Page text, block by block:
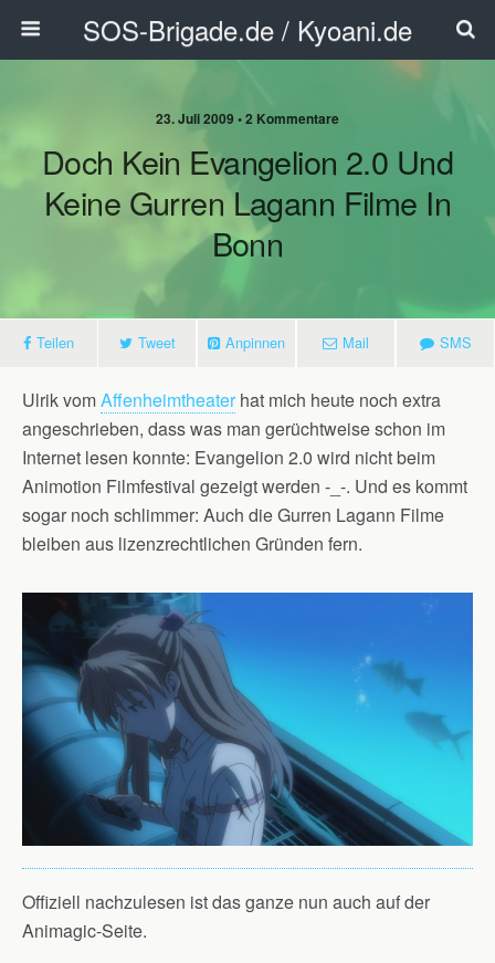
SOS-Brigade.de / Kyoani.de
23. Juli 2009 • 2 Kommentare
Doch Kein Evangelion 2.0 Und
Keine Gurren Lagann Filme In
Bonn
Teilen Tweet Anpinnen Mail SMS
Ulrik vomAffenheimtheaterhat mich heute noch extra
angeschrieben, dass was man gerüchtweise schon im
Internet lesen konnte: Evangelion 2.0 wird nicht beim
Animotion Filmfestival gezeigt werden -_-. Und es kommt
sogar noch schlimmer: Auch die Gurren Lagann Filme
bleiben aus lizenzrechtlichen Gründen fern.
Offiziell nachzulesen ist das ganze nun auch auf der
Animagic-Seite.